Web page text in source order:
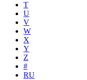
T
U
V
W
X
Y
Z
#
RU